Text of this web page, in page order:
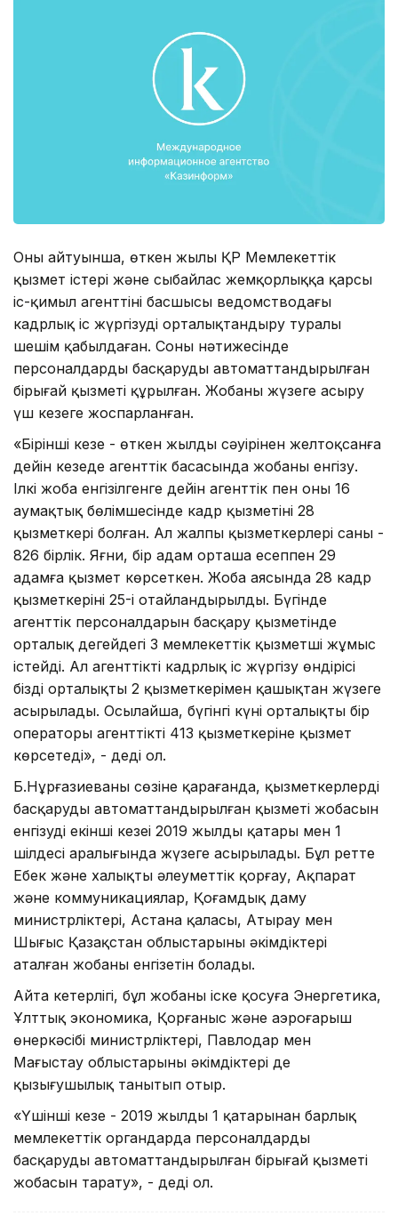
Оның айтуынша, өткен жылы ҚР Мемлекеттік
қызмет істері және сыбайлас жемқорлыққа қарсы
іс-қимыл агенттінің басшысы ведомстводағы
кадрлық іс жүргізуді орталықтандыру туралы
шешім қабылдаған. Соның нәтижесінде
персоналдарды басқарудың автоматтандырылған
бірыңғай қызметі құрылған. Жобаны жүзеге асыру
үш кезеңге жоспарланған.
«Бірінші кезең - өткен жылдың сәуірінен желтоқсанға
дейін кезеңде агенттік басасында жобаны енгізу.
Ілкі жоба енгізілгенге дейін агенттік пен оның 16
аумақтық бөлімшесінде кадр қызметінің 28
қызметкері болған. Ал жалпы қызметкерлері саны -
826 бірлік. Яғни, бір адам орташа есеппен 29
адамға қызмет көрсеткен. Жоба аясында 28 кадр
қызметкерінің 25-і оңтайландырылды. Бүгінде
агенттік персоналдарын басқару қызметінде
орталық деңгейдегі 3 мемлекеттік қызметші жұмыс
істейді. Ал агенттіктің кадрлық іс жүргізу өндірісі
біздің орталықтың 2 қызметкерімен қашықтан жүзеге
асырылады. Осылайша, бүгінгі күні орталықтың бір
операторы агенттіктің 413 қызметкеріне қызмет
көрсетеді», - деді ол.
Б.Нұрғазиеваның сөзіне қарағанда, қызметкерлерді
басқарудың автоматтандырылған қызметі жобасын
енгізудің екінші кезеңі 2019 жылдың қаңтары мен 1
шілдесі аралығында жүзеге асырылады. Бұл ретте
Еңбек және халықты әлеуметтік қорғау, Ақпарат
және коммуникациялар, Қоғамдық даму
министрліктері, Астана қаласы, Атырау мен
Шығыс Қазақстан облыстарының әкімдіктері
аталған жобаны енгізетін болады.
Айта кетерлігі, бұл жобаны іске қосуға Энергетика,
Ұлттық экономика, Қорғаныс және аэроғарыш
өнеркәсібі министрліктері, Павлодар мен
Маңғыстау облыстарының әкімдіктері де
қызығушылық танытып отыр.
«Үшінші кезең - 2019 жылдың 1 қаңтарынан барлық
мемлекеттік органдарда персоналдарды
басқарудың автоматтандырылған бірыңғай қызметі
жобасын тарату», - деді ол.